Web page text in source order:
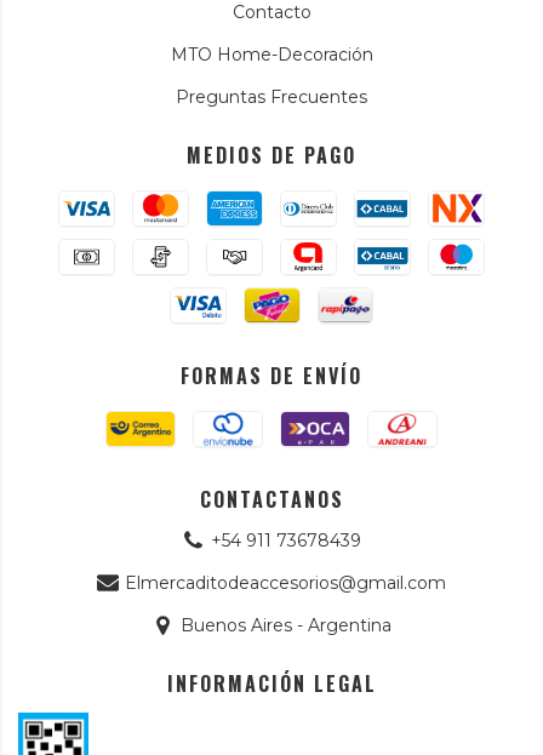
Contacto
MTO Home-Decoración
Preguntas Frecuentes
MEDIOS DE PAGO
FORMAS DE ENVÍO
CONTACTANOS
+54 911 73678439
Elmercaditodeaccesorios@gmail.com
Buenos Aires - Argentina
INFORMACIÓN LEGAL